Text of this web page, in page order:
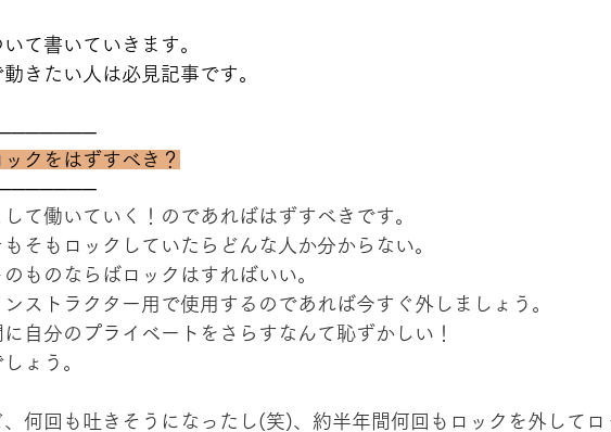
て書いていきます。
きたい人は必見記事です。
クをはずすべき？
て働いていく！のであればはずすべきです。
そもロックしていたらどんな人か分からない。
ものならばロックはすればいい。
ストラクター用で使用するのであれば今すぐ外しましょう。
自分のプライベートをさらすなんて恥ずかしい！
ょう。
何回も吐きそうになったし(笑)、約半年間何回もロックを外してロ